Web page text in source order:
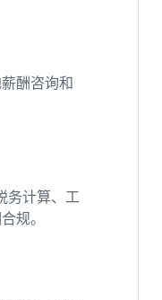
酬咨询和
务计算、工
规。